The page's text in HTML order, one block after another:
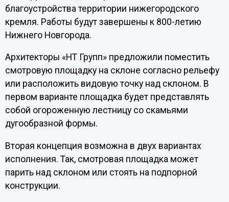
благоустройства территории нижегородского
кремля. Работы будут завершены к 800-летию
Нижнего Новгорода.
Архитекторы «НТ Групп» предложили поместить
смотровую площадку на склоне согласно рельефу
или расположить видовую точку над склоном. В
первом варианте площадка будет представлять
собой огороженную лестницу со скамьями
дугообразной формы.
Вторая концепция возможна в двух вариантах
исполнения. Так, смотровая площадка может
парить над склоном или стоять на подпорной
конструкции.